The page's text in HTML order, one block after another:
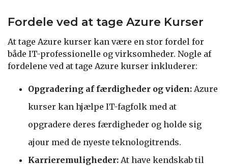
Fordele ved at tage Azure Kurser
At tage Azure kurser kan være en stor fordel for
både IT-professionelle og virksomheder. Nogle af
fordelene ved at tage Azure kurser inkluderer:
Opgradering af færdigheder og viden: Azure
kurser kan hjælpe IT-fagfolk med at
opgradere deres færdigheder og holde sig
ajour med de nyeste teknologitrends.
Karrieremuligheder: At have kendskab til